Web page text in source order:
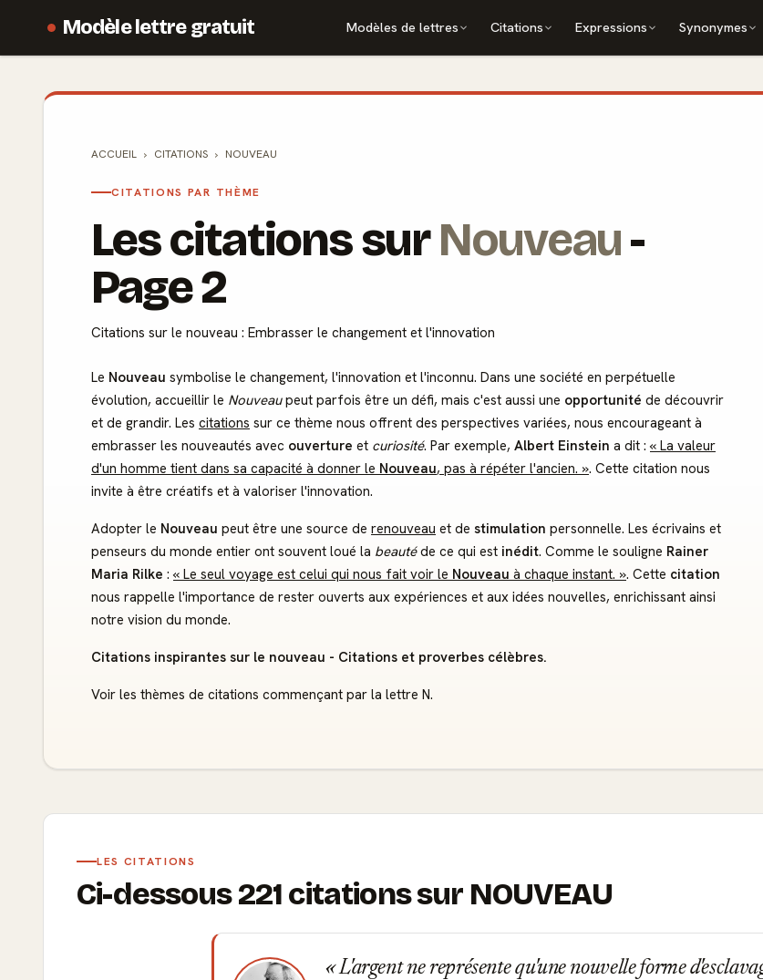
Modèle lettre gratuit Modèles de lettres Citations Expressions Synonymes
ACCUEIL CITATIONS NOUVEAU
CITATIONS PAR THÈME
Les citations surNouveau-
Page 2
Citations sur le nouveau : Embrasser le changement et l'innovation
Le Nouveau symbolise le changement, l'innovation et l'inconnu. Dans une société en perpétuelle
évolution, accueillir le Nouveaupeut parfois être un défi, mais c'est aussi une opportunité de découvrir
et de grandir. Les citations sur ce thème nous offrent des perspectives variées, nous encourageant à
embrasser les nouveautés avec ouverture et curiosité. Par exemple, Albert Einstein a dit : « La valeur
d'un homme tient dans sa capacité à donner le Nouveau, pas à répéter l'ancien. ». Cette citation nous
invite à être créatifs et à valoriser l'innovation.
Adopter le Nouveau peut être une source de renouveau et de stimulation personnelle. Les écrivains et
penseurs du monde entier ont souvent loué la beautéde ce qui est inédit. Comme le souligne Rainer
Maria Rilke : « Le seul voyage est celui qui nous fait voir le Nouveau à chaque instant. ». Cette citation
nous rappelle l'importance de rester ouverts aux expériences et aux idées nouvelles, enrichissant ainsi
notre vision du monde.
Citations inspirantes sur le nouveau - Citations et proverbes célèbres.
Voir les thèmes de citations commençant par la lettre N.
LES CITATIONS
Ci-dessous 221 citations sur NOUVEAU
L'argent ne représente qu'une nouvelle forme